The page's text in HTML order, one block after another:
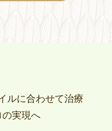
ルに合わせて治療
の実現へ